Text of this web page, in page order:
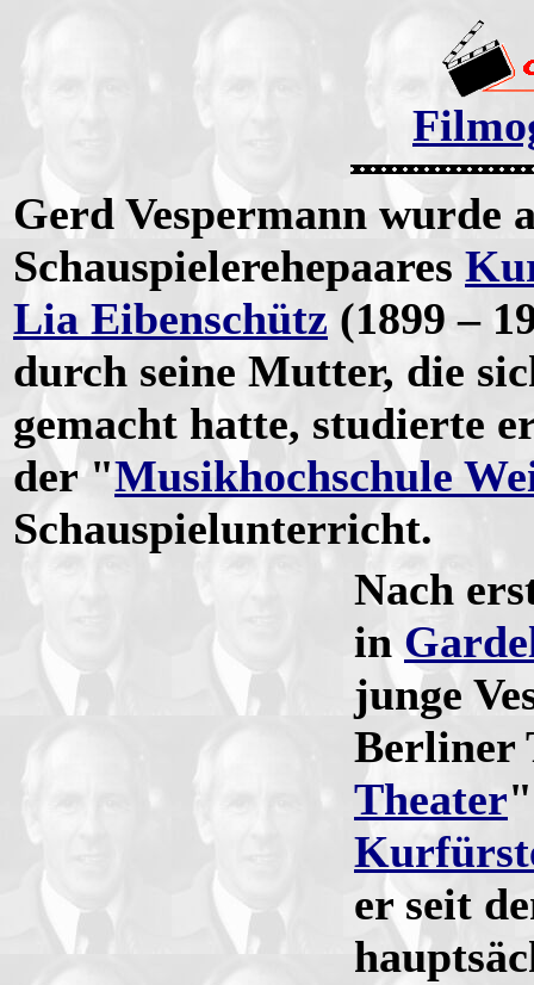
Gerd Vespermann wurde
Schauspielerehepaares
Lia Eibenschütz (1899 –
durch seine Mutter, die
gemacht hatte, studierte
der "Musikhochschule
Schauspielunterricht.
Nach
in
junge
Berliner
Theater"
er seit